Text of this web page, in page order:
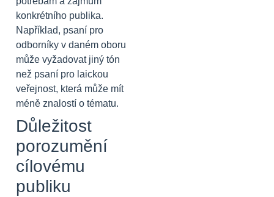
konkrétního publika.
Například, psaní pro
odborníky v daném oboru
může vyžadovat jiný tón
než psaní pro laickou
veřejnost, která může mít
méně znalostí o tématu.
Důležitost
porozumění
cílovému
publiku